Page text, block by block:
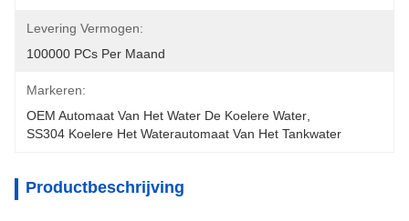
Levering Vermogen:
100000 PCs Per Maand
Markeren:
OEM Automaat Van Het Water De Koelere Water
SS304 Koelere Het Waterautomaat Van Het Tankwater
Productbeschrijving